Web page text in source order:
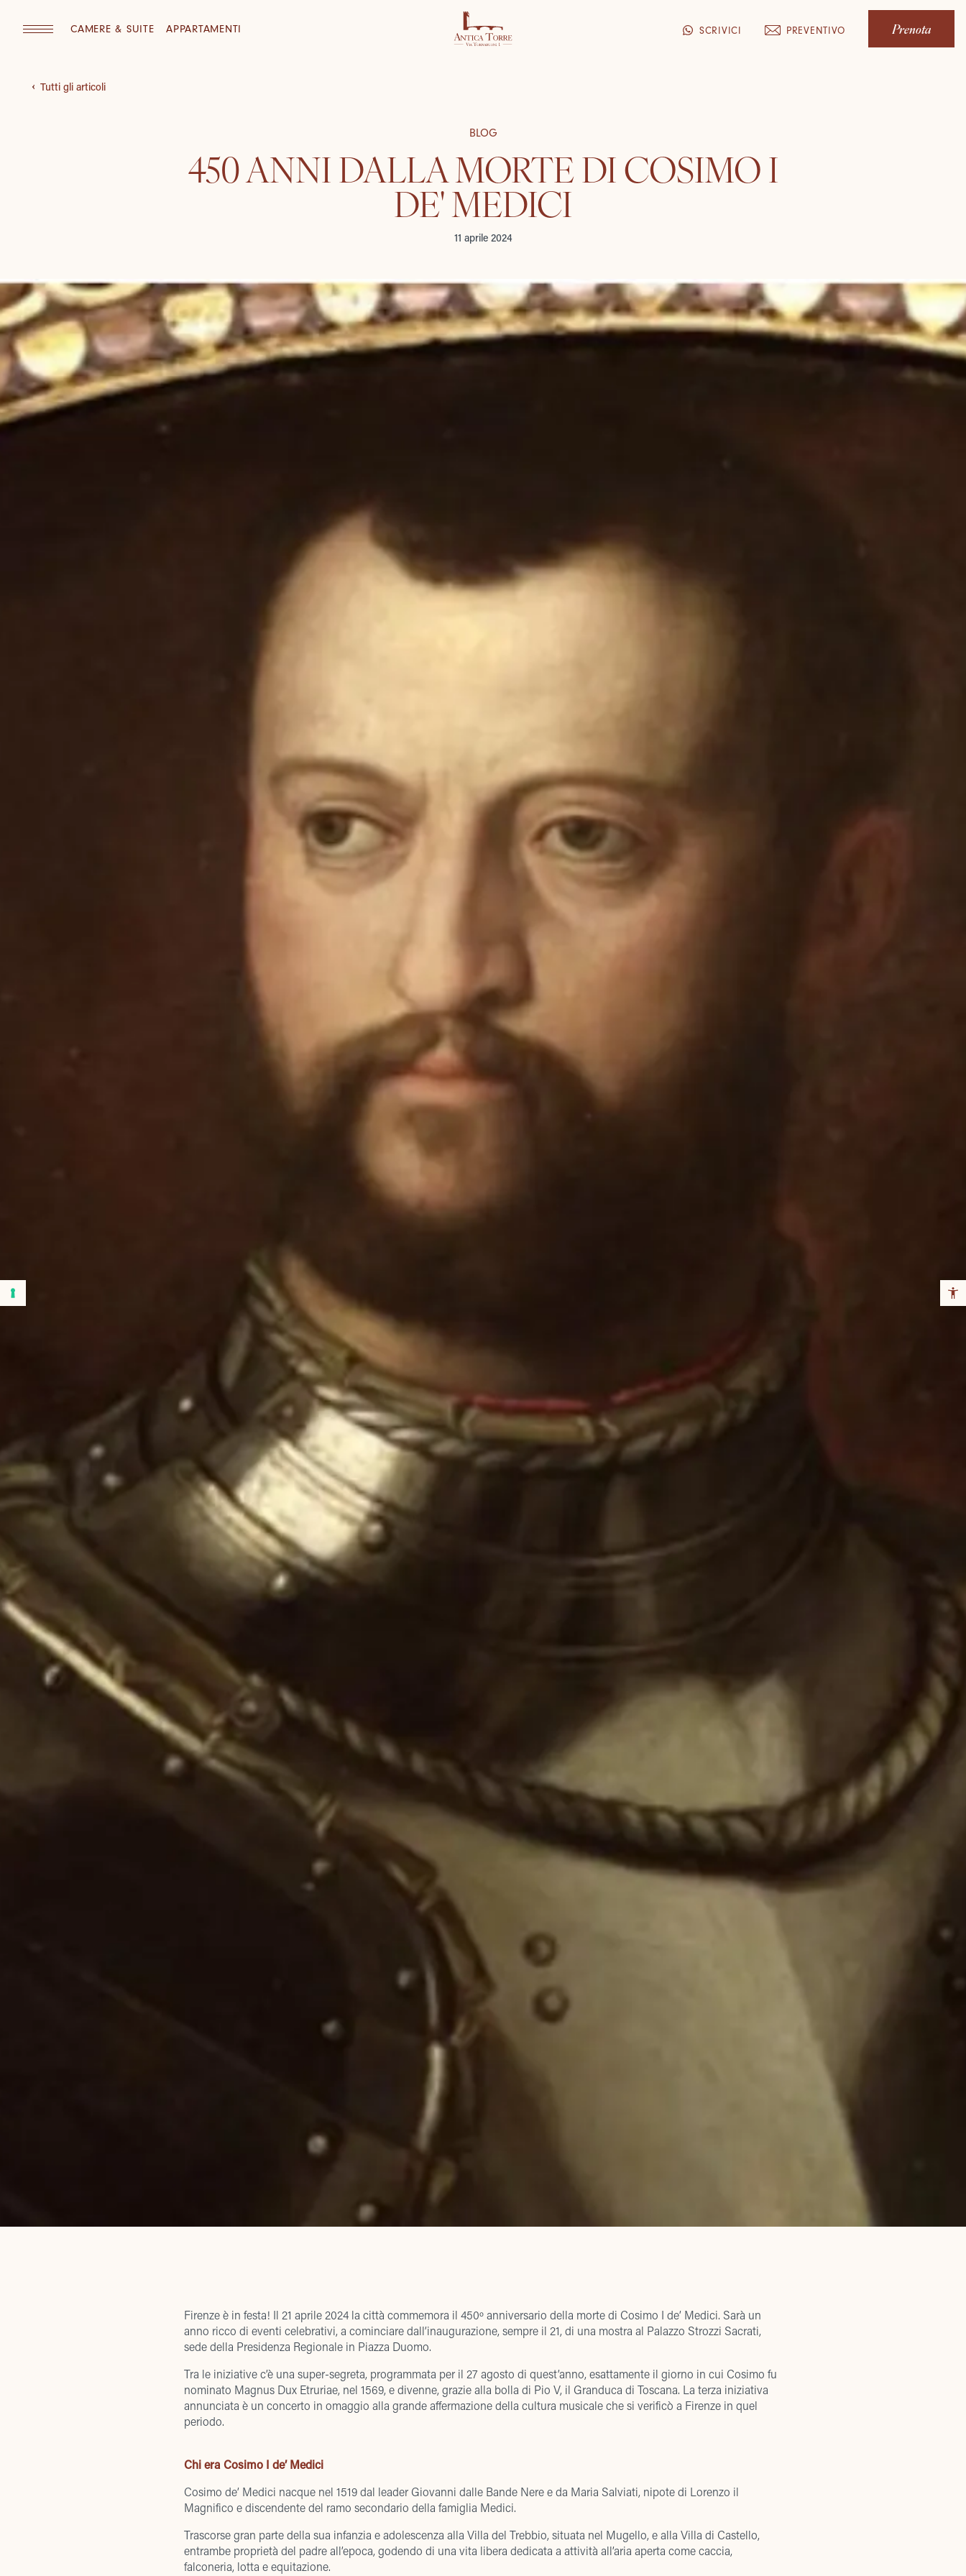
CAMERE & SUITE APPARTAMENTI SCRIVICI PREVENTIVO Prenota
Tutti gli articoli
BLOG
450 ANNI DALLA MORTE DI COSIMO I
DE' MEDICI
11 aprile 2024
Firenze è in festa! Il 21 aprile 2024 la città commemora il 450º anniversario della morte di Cosimo I de’ Medici. Sarà un
anno ricco di eventi celebrativi, a cominciare dall’inaugurazione, sempre il 21, di una mostra al Palazzo Strozzi Sacrati,
sede della Presidenza Regionale in Piazza Duomo.
Tra le iniziative c’è una super-segreta, programmata per il 27 agosto di quest’anno, esattamente il giorno in cui Cosimo fu
nominato Magnus Dux Etruriae, nel 1569, e divenne, grazie alla bolla di Pio V, il Granduca di Toscana. La terza iniziativa
annunciata è un concerto in omaggio alla grande affermazione della cultura musicale che si verificò a Firenze in quel
periodo.
Chi era Cosimo I de’ Medici
Cosimo de’ Medici nacque nel 1519 dal leader Giovanni dalle Bande Nere e da Maria Salviati, nipote di Lorenzo il
Magnifico e discendente del ramo secondario della famiglia Medici.
Trascorse gran parte della sua infanzia e adolescenza alla Villa del Trebbio, situata nel Mugello, e alla Villa di Castello,
entrambe proprietà del padre all’epoca, godendo di una vita libera dedicata a attività all’aria aperta come caccia,
falconeria, lotta e equitazione.